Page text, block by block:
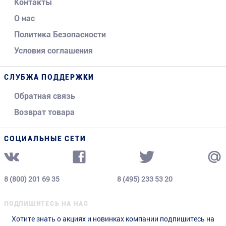
Контакты
О нас
Политика Безопасности
Условия соглашения
СЛУБЖА ПОДДЕРЖКИ
Обратная связь
Возврат товара
СОЦИАЛЬНЫЕ СЕТИ
8 (800) 201 69 35 8 (495) 233 53 20
ПОДПИШИТЕСЬ НА НАС
Хотите знать о акциях и новинках компании подпишитесь на